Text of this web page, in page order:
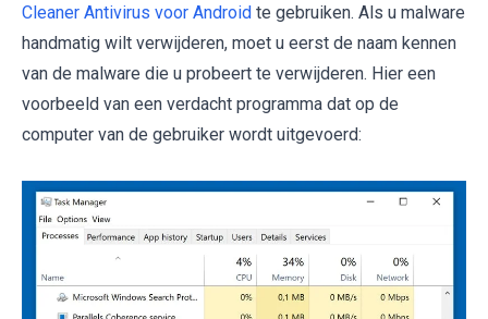
Cleaner Antivirus voor Android te gebruiken. Als u malware
handmatig wilt verwijderen, moet u eerst de naam kennen
van de malware die u probeert te verwijderen. Hier een
voorbeeld van een verdacht programma dat op de
computer van de gebruiker wordt uitgevoerd: